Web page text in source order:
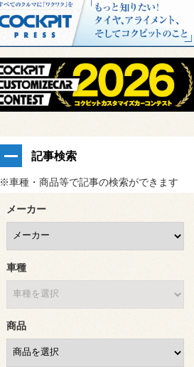
記事検索
※車種・商品等で記事の検索ができます
メーカー
車種
商品